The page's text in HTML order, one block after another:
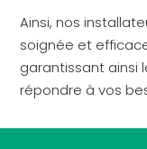
Ainsi, nos
soignée et
garantissant ainsi
répondre à vos